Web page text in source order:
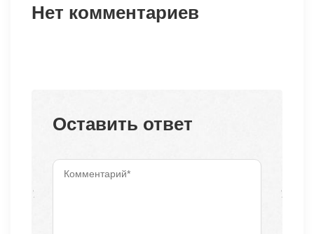
Нет комментариев
Оставить ответ